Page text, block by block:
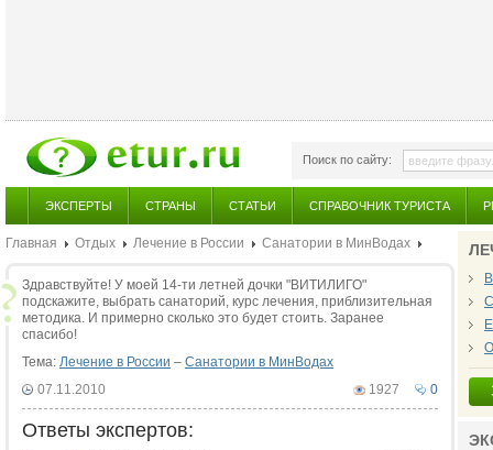
Поиск по сайту:
ЭКСПЕРТЫ СТРАНЫ СТАТЬИ СПРАВОЧНИК ТУРИСТА
Главная Отдых Лечение в России Санатории в МинВодах
Здравствуйте! У моей 14-ти летней дочки "ВИТИЛИГО"
подскажите, выбрать санаторий, курс лечения, приблизительная
методика. И примерно сколько это будет стоить. Заранее
спасибо!
Тема: Лечение в России – Санатории в МинВодах
0
1927
07.11.2010
Ответы экспертов: